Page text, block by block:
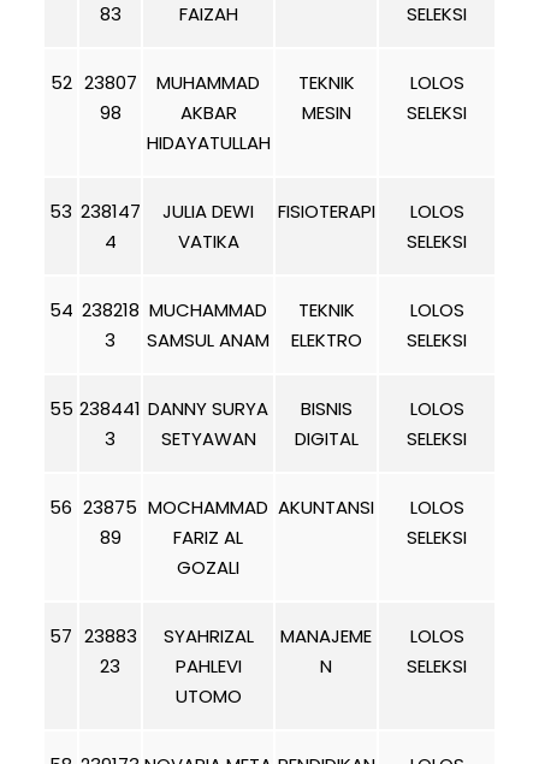
83
FAIZAH
SELEKSI
52 23807
98
MUHAMMAD
AKBAR
HIDAYATULLAH
TEKNIK
MESIN
LOLOS
SELEKSI
53 238147
4
JULIA DEWI
VATIKA
FISIOTERAPI
LOLOS
SELEKSI
54 238218
3
MUCHAMMAD
SAMSUL ANAM
TEKNIK
ELEKTRO
LOLOS
SELEKSI
55 238441
3
DANNY SURYA
SETYAWAN
BISNIS
DIGITAL
LOLOS
SELEKSI
56 23875
89
MOCHAMMAD
FARIZ AL
GOZALI
AKUNTANSI
LOLOS
SELEKSI
57 23883
23
SYAHRIZAL
PAHLEVI
UTOMO
MANAJEME
N
LOLOS
SELEKSI